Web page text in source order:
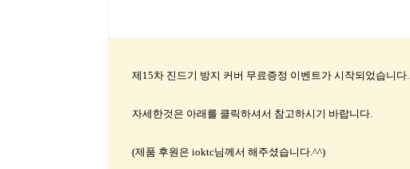
제15차 진드기 방지 커버 무료증정 이벤트가 시작되었습니다.
자세한것은 아래를 클릭하셔서 참고하시기 바랍니다.
(제품 후원은 ioktc님께서 해주셨습니다.^^)